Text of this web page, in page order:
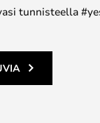
tunnisteella